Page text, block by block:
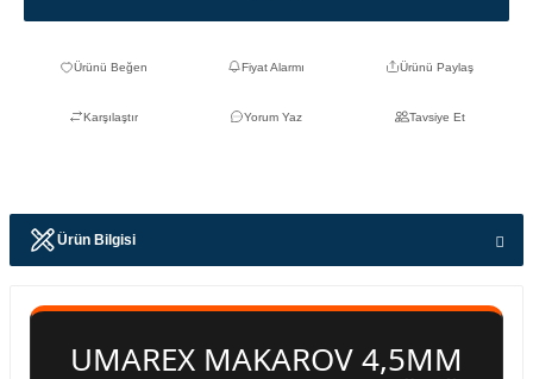
Fiyat Alarmı Ürünü Paylaş
Karşılaştır Yorum Yaz Tavsiye Et
Ürün Bilgisi
UMAREX MAKAROV 4,5MM